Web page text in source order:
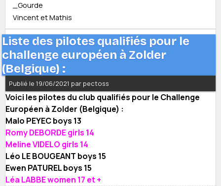
_Gourde
Vincent et Mathis
Liste des pilotes qualifiés pour le
challenge européen à Zolder
(Belgique) :
Publié le 19/06/2021 par pectoss
Voici les pilotes du club qualifiés pour le Challenge
Européen à Zolder (Belgique) :
Malo PEYEC boys 13
Romy DEBORDE girls 14
Meline VIDELO girls 14
Léo LE BOUGEANT boys 15
Ewen PATUREL boys 15
Léa LABBE women 17 et +